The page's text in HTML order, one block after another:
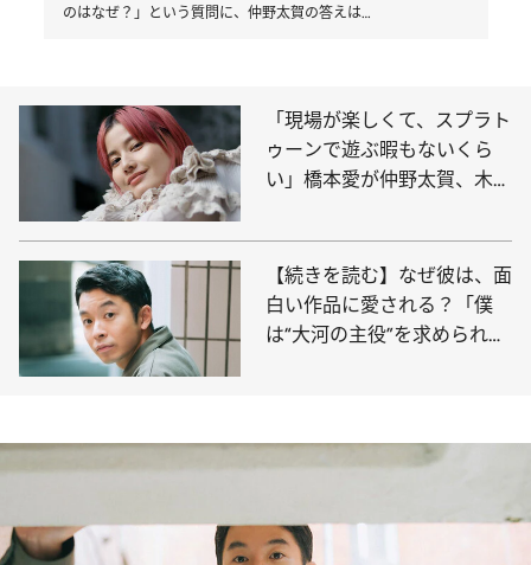
のはなぜ？」という質問に、仲野太賀の答えは…
「現場が楽しくて、スプラト
ゥーンで遊ぶ暇もないくら
い」橋本愛が仲野太賀、木竜
ボウリング
【続きを読む】なぜ彼は、面
白い作品に愛される？「僕
は“大河の主役”を求められて